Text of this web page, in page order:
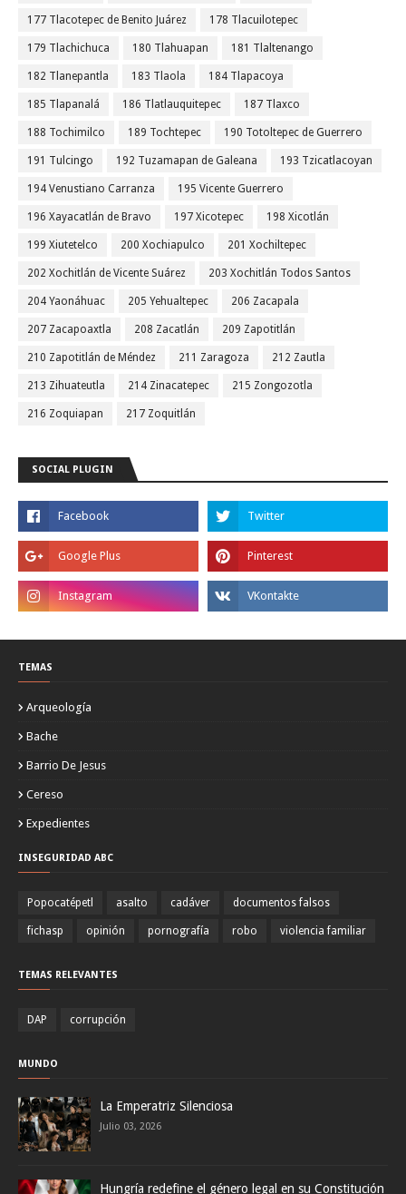
177 Tlacotepec de Benito Juárez 178 Tlacuilotepec
179 Tlachichuca 180 Tlahuapan 181 Tlaltenango
182 Tlanepantla 183 Tlaola 184 Tlapacoya
185 Tlapanalá 186 Tlatlauquitepec 187 Tlaxco
188 Tochimilco 189 Tochtepec 190 Totoltepec de Guerrero
191 Tulcingo 192 Tuzamapan de Galeana 193 Tzicatlacoyan
194 Venustiano Carranza 195 Vicente Guerrero
196 Xayacatlán de Bravo 197 Xicotepec 198 Xicotlán
199 Xiutetelco 200 Xochiapulco 201 Xochiltepec
202 Xochitlán de Vicente Suárez 203 Xochitlán Todos Santos
204 Yaonáhuac 205 Yehualtepec 206 Zacapala
207 Zacapoaxtla 208 Zacatlán 209 Zapotitlán
210 Zapotitlán de Méndez 211 Zaragoza 212 Zautla
213 Zihuateutla 214 Zinacatepec 215 Zongozotla
216 Zoquiapan 217 Zoquitlán
SOCIAL PLUGIN
TEMAS
Arqueología
Bache
Barrio De Jesus
Cereso
Expedientes
INSEGURIDAD ABC
Popocatépetl asalto cadáver documentos falsos
fichasp opinión pornografía robo violencia familiar
TEMAS RELEVANTES
DAP corrupción
MUNDO
La Emperatriz Silenciosa
Julio 03, 2026
Hungría redefine el género legal en su Constitución